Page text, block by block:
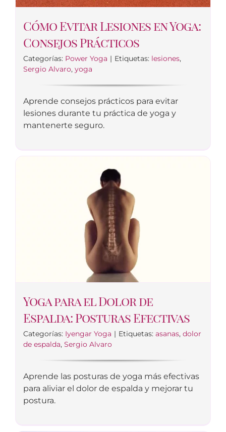
Cómo Evitar Lesiones en Yoga:
Consejos Prácticos
Categorías: Power Yoga | Etiquetas: lesiones,
Sergio Alvaro, yoga
Aprende consejos prácticos para evitar
lesiones durante tu práctica de yoga y
mantenerte seguro.
Yoga para el Dolor de
Espalda: Posturas Efectivas
Categorías: Iyengar Yoga | Etiquetas: asanas, dolor
de espalda, Sergio Alvaro
Aprende las posturas de yoga más efectivas
para aliviar el dolor de espalda y mejorar tu
postura.